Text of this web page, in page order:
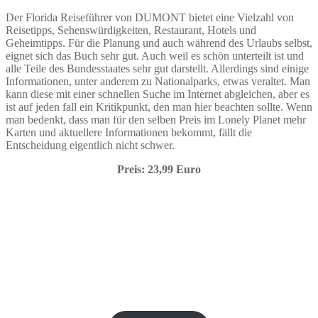
Der Florida Reiseführer von DUMONT bietet eine Vielzahl von
Reisetipps, Sehenswürdigkeiten, Restaurant, Hotels und
Geheimtipps. Für die Planung und auch während des Urlaubs selbst,
eignet sich das Buch sehr gut. Auch weil es schön unterteilt ist und
alle Teile des Bundesstaates sehr gut darstellt. Allerdings sind einige
Informationen, unter anderem zu Nationalparks, etwas veraltet. Man
kann diese mit einer schnellen Suche im Internet abgleichen, aber es
ist auf jeden fall ein Kritikpunkt, den man hier beachten sollte. Wenn
man bedenkt, dass man für den selben Preis im Lonely Planet mehr
Karten und aktuellere Informationen bekommt, fällt die
Entscheidung eigentlich nicht schwer.
Preis: 23,99 Euro